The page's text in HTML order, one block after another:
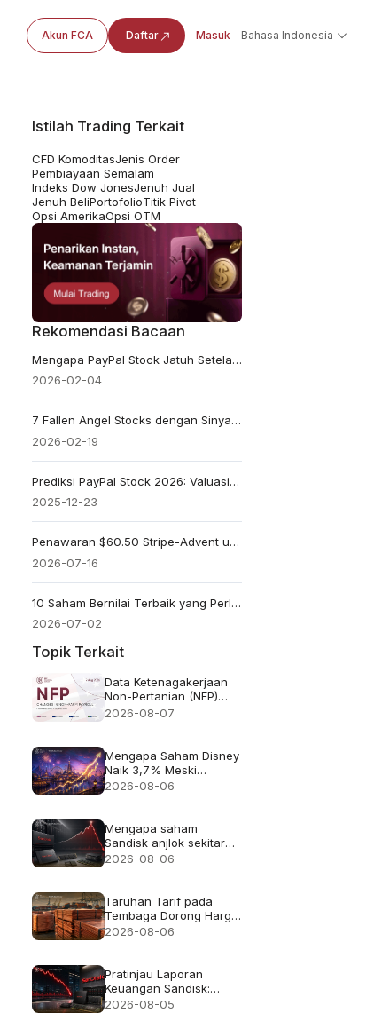
Akun FCA Daftar Masuk Bahasa Indonesia
Istilah Trading Terkait
CFD KomoditasJenis Order
Pembiayaan Semalam
Indeks Dow JonesJenuh Jual
Jenuh BeliPortofolioTitik Pivot
Opsi AmerikaOpsi OTM
Rekomendasi Bacaan
Mengapa PayPal Stock Jatuh Setelah Laporan Pendapatan: Prospek Lemah, Perubahan CEO
2026-02-04
7 Fallen Angel Stocks dengan Sinyal Turnaround Nyata di 2026 (BA, PYPL, NKE)
2026-02-19
Prediksi PayPal Stock 2026: Valuasi dan Pengawasan Margin
2025-12-23
Penawaran $60.50 Stripe-Advent untuk PayPal: Apakah tawaran $53 miliar terlalu rendah?
2026-07-16
10 Saham Bernilai Terbaik yang Perlu Dipantau pada 2026 yang Mungkin Salah Dihargai oleh Pasar
2026-07-02
Topik Terkait
Data Ketenagakerjaan
Non-Pertanian (NFP)
untuk Juli 2026 -
2026-08-07
Mengapa Saham Disney
Naik 3,7% Meski
Pendapatan Meleset
2026-08-06
Mengapa saham
Sandisk anjlok sekitar
13% meskipun
2026-08-06
Taruhan Tarif pada
Tembaga Dorong Harga
Tembaga ke Rekor
2026-08-06
Pratinjau Laporan
Keuangan Sandisk:
Apakah Pertumbuhan
2026-08-05